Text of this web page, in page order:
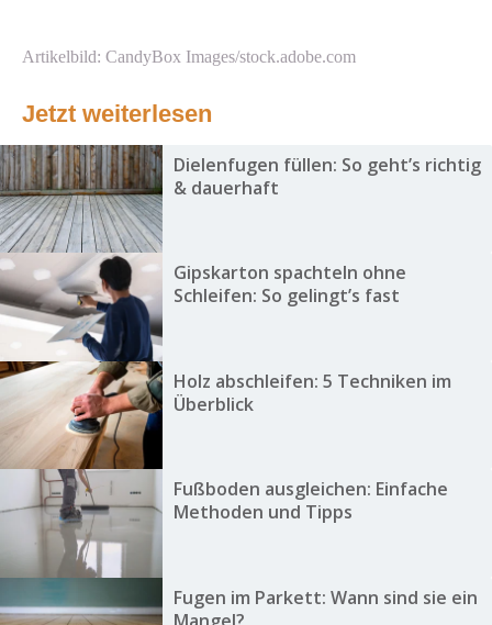
Artikelbild: CandyBox Images/stock.adobe.com
Jetzt weiterlesen
Dielenfugen füllen: So geht’s richtig
& dauerhaft
Gipskarton spachteln ohne
Schleifen: So gelingt’s fast
Holz abschleifen: 5 Techniken im
Überblick
Fußboden ausgleichen: Einfache
Methoden und Tipps
Fugen im Parkett: Wann sind sie ein
Mangel?